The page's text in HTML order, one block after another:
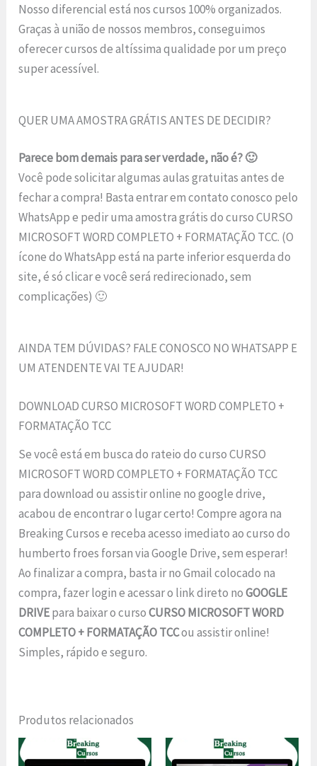
Nosso diferencial está nos cursos 100% organizados.
Graças à união de nossos membros, conseguimos
oferecer cursos de altíssima qualidade por um preço
super acessível.
QUER UMA AMOSTRA GRÁTIS ANTES DE DECIDIR?
Parece bom demais para ser verdade, não é? 🙂
Você pode solicitar algumas aulas gratuitas antes de
fechar a compra! Basta entrar em contato conosco pelo
WhatsApp e pedir uma amostra grátis do curso CURSO
MICROSOFT WORD COMPLETO + FORMATAÇÃO TCC. (O
ícone do WhatsApp está na parte inferior esquerda do
site, é só clicar e você será redirecionado, sem
complicações) 🙂
AINDA TEM DÚVIDAS? FALE CONOSCO NO WHATSAPP E
UM ATENDENTE VAI TE AJUDAR!
DOWNLOAD CURSO MICROSOFT WORD COMPLETO +
FORMATAÇÃO TCC
Se você está em busca do rateio do curso CURSO
MICROSOFT WORD COMPLETO + FORMATAÇÃO TCC
para download ou assistir online no google drive,
acabou de encontrar o lugar certo! Compre agora na
Breaking Cursos e receba acesso imediato ao curso do
humberto froes forsan via Google Drive, sem esperar!
Ao finalizar a compra, basta ir no Gmail colocado na
compra, fazer login e acessar o link direto noGOOGLE
DRIVEpara baixar o cursoCURSO MICROSOFT WORD
COMPLETO + FORMATAÇÃO TCCou assistir online!
Simples, rápido e seguro.
Produtos relacionados